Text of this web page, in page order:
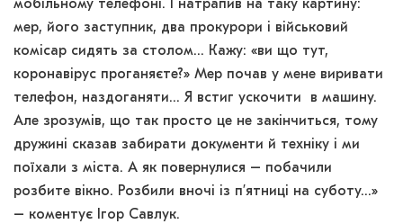
мобільному телефоні. І натрапив на таку картину:
мер, його заступник, два прокурори і військовий
комісар сидять за столом… Кажу: «ви що тут,
коронавірус проганяєте?» Мер почав у мене виривати
телефон, наздоганяти… Я встиг ускочити в машину.
Але зрозумів, що так просто це не закінчиться, тому
дружині сказав забирати документи й техніку і ми
поїхали з міста. А як повернулися – побачили
розбите вікно. Розбили вночі із п’ятниці на суботу…»
– коментує Ігор Савлук.